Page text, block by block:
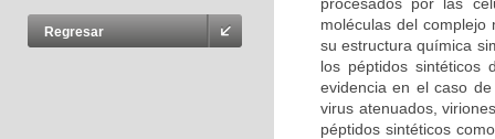
Regresar
moléculas del
su estructura química
los péptidos sintéticos
evidencia en el caso
virus atenuados,
péptidos sintéticos